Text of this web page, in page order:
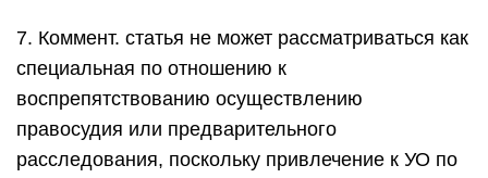
7. Коммент. статья не может рассматриваться как
специальная по отношению к
воспрепятствованию осуществлению
правосудия или предварительного
расследования, поскольку привлечение к УО по